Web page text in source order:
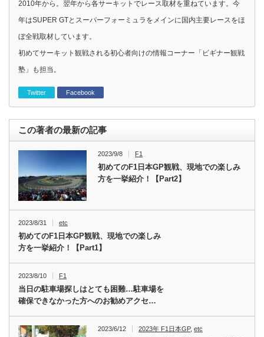
2010年から。翌年から各サーキットでレース取材を重ねています。今
年はSUPER GTとスーパーフォーミュラをメインに国内主要レースをほ
ぼ全戦取材しています。
初めてサーキット観戦される初心者向けの情報コーナー「ビギナー観戦
塾」も担当。
Twitter Facebook
この著者の最新の記事
2023/9/8 F1
初めてのF1日本GP観戦、現地での楽しみ
方を一挙紹介！【Part2】
2023/8/31 etc
初めてのF1日本GP観戦、現地での楽しみ
方を一挙紹介！【Part1】
2023/8/10 F1
当日の駐車場探しはとても困難…駐車場を
確保できなかった方へのお勧めアクセ…
2023/6/12 2023年 F1日本GP,etc